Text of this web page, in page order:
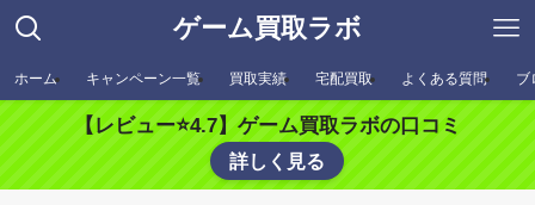
ゲーム買取ラボ
ホーム キャンペーン一覧 買取実績 宅配買取 よくある質問 ブ
【レビュー⭐️4.7】ゲーム買取ラボの口コミ
詳しく見る